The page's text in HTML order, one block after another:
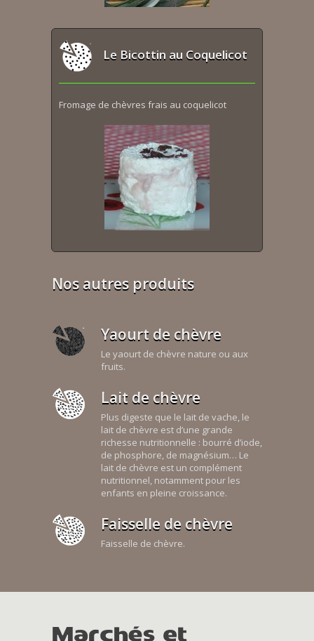
Le Bicottin au Coquelicot
Fromage de chèvres frais au coquelicot
Nos autres produits
Yaourt de chèvre
Le yaourt de chèvre nature ou aux
fruits.
Lait de chèvre
Plus digeste que le lait de vache, le
lait de chèvre est d’une grande
richesse nutritionnelle : bourré d’iode,
de phosphore, de magnésium… Le
lait de chèvre est un complément
nutritionnel, notamment pour les
enfants en pleine croissance.
Faisselle de chèvre
Faisselle de chèvre.
Marchés et